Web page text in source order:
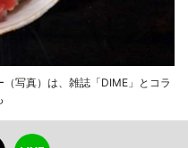
写真）は、雑誌「DIME」とコラ